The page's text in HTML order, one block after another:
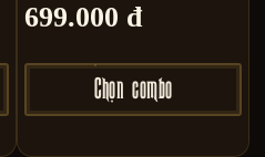
699.000 đ
Chọn combo